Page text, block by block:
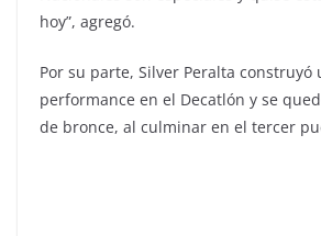
hoy”, agregó.
Por su parte, Silver Peralta construyó
performance en el Decatlón y se
de bronce, al culminar en el tercer